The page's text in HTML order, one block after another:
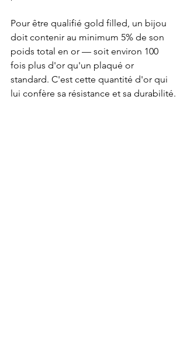
Pour être qualifié gold filled, un bijou
doit contenir au minimum 5% de son
poids total en or — soit environ 100
fois plus d'or qu'un plaqué or
standard. C'est cette quantité d'or qui
lui confère sa résistance et sa durabilité.